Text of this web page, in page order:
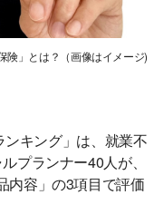
険」とは？（画像はイメージ)
キング」は、就業不
プランナー40人が、
内容」の3項目で評価